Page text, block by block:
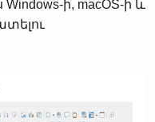
ի, macOS-ի և